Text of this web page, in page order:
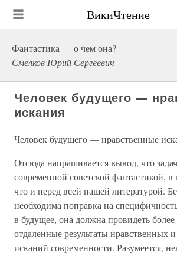
ВикиЧтение
Фантастика — о чем она?
Смелков Юрий Сергеевич
Человек будущего —
искания
Человек будущего — нравственные
Отсюда напрашивается вывод, что
современной советской фантастикой,
что и перед всей нашей литературой.
необходима поправка на
в будущее, она должна провидеть
отдаленные результаты нравственных
исканий современности. Разумеется,